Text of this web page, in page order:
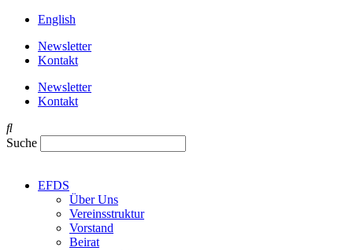
English
Newsletter
Kontakt
Newsletter
Kontakt
Suche
EFDS
Über Uns
Vereinsstruktur
Vorstand
Beirat